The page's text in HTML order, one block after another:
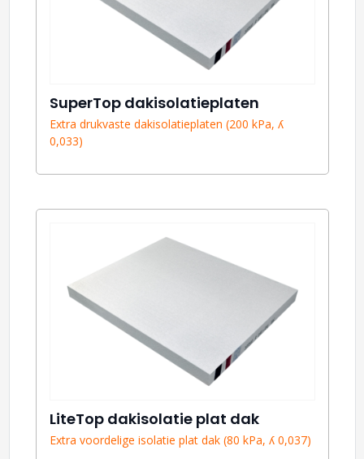
SuperTop dakisolatieplaten
Extra drukvaste dakisolatieplaten (200 kPa, ʎ
0,033)
LiteTop dakisolatie plat dak
Extra voordelige isolatie plat dak (80 kPa, ʎ 0,037)